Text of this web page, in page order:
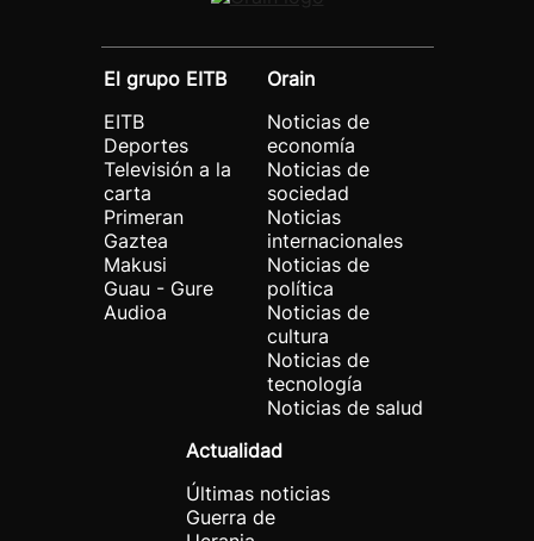
El grupo EITB
EITB
Deportes
Televisión a la
carta
Primeran
Gaztea
Makusi
Guau - Gure
Audioa
Orain
Noticias de
economía
Noticias de
sociedad
Noticias
internacionales
Noticias de
política
Noticias de
cultura
Noticias de
tecnología
Noticias de salud
Actualidad
Últimas noticias
Guerra de